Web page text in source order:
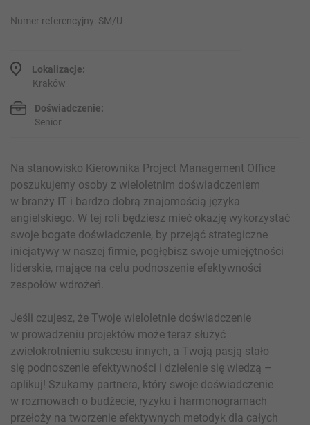
Numer referencyjny: SM/U
Lokalizacje:
Kraków
Doświadczenie:
Senior
Na stanowisko Kierownika Project Management Office
poszukujemy osoby z wieloletnim doświadczeniem
w branży IT i bardzo dobrą znajomością języka
angielskiego. W tej roli będziesz mieć okazję wykorzystać
swoje bogate doświadczenie, by przejąć strategiczne
inicjatywy w naszej firmie, pogłębisz swoje umiejętności
liderskie, mające na celu podnoszenie efektywności
zespołów wdrożeń.
Jeśli czujesz, że Twoje wieloletnie doświadczenie
w prowadzeniu projektów może teraz służyć
zwielokrotnieniu sukcesu innych, a Twoją pasją stało
się podnoszenie efektywności i dzielenie się wiedzą –
aplikuj! Szukamy partnera, który swoje doświadczenie
w rozmowach o budżecie, ryzyku i harmonogramach
przełoży na tworzenie efektywnych metodyk dla całych